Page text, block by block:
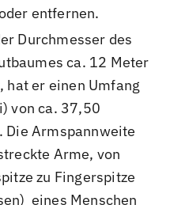
entfernen.
Durchmesser des
ca. 12 Meter
hat er einen Umfang
von ca. 37,50
Die Armspannweite
Arme, von
zu Fingerspitze
eines Menschen